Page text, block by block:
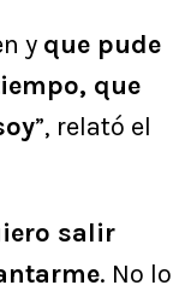
y que pude
que
”, relató el
salir
. No lo